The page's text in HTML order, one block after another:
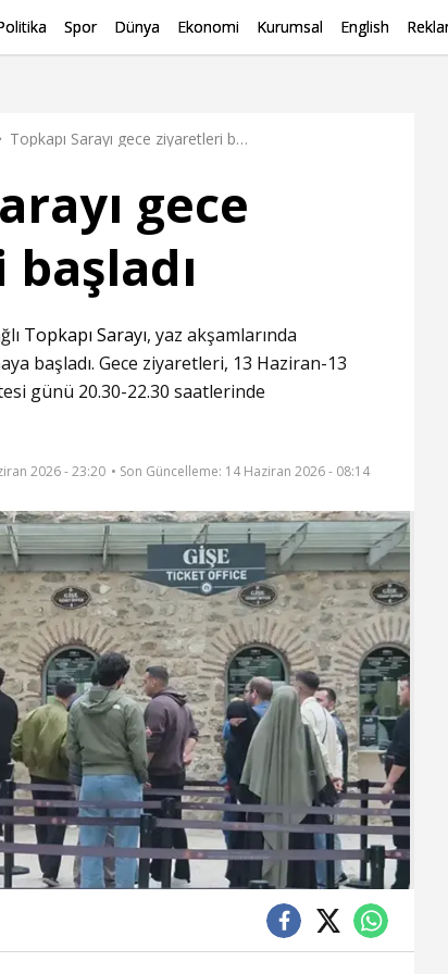
Spor Dünya Ekonomi Kurumsal English
Topkapı Sarayı gece ziyaretleri başladı
gece
Topkapı Sarayı, yaz akşamlarında
başladı. Gece ziyaretleri, 13 Haziran-13
günü 20.30-22.30 saatlerinde
2026 - 23:20 • Son Güncelleme: 14 Haziran 2026 - 08:14